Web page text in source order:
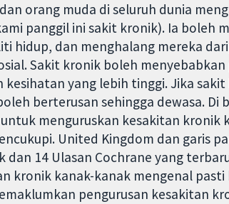
orang muda di seluruh dunia
panggil ini sakit kronik). Ia boleh
hidup, dan menghalang mereka
Sakit kronik boleh menyebabkan
yang lebih tinggi. Jika
berterusan sehingga dewasa. Di
menguruskan kesakitan kronik
United Kingdom dan garis
14 Ulasan Cochrane yang
kronik kanak-kanak mengenal pasti
pengurusan kesakitan